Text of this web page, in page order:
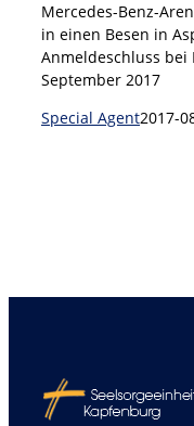
Mercedes-Benz-
in einen Besen in
Anmeldeschluss bei
September 2017
Special Agent2017-